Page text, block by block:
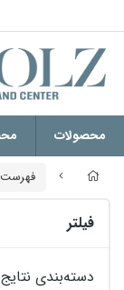
محصولات
فهرست
فیلتر
دسته‌بندی نتایج